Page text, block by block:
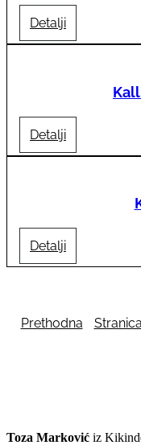
Detalji
Detalji
Detalji
Prethodna Stranica
Toza Marković iz